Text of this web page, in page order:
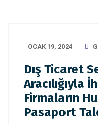
OCAK 19, 2024
Dış Ticaret
Aracılığıyla
Firmaların
Pasaport